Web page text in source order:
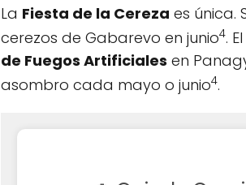
La Fiesta de la Cereza es única.
cerezos de Gabarevo en junio4. El
de Fuegos Artificiales en
asombro cada mayo o junio4.